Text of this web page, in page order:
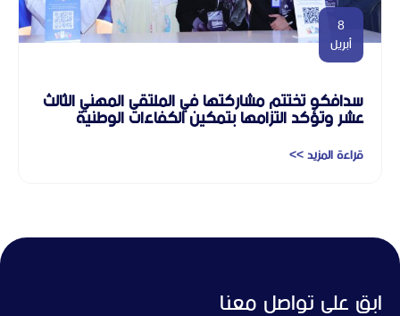
8
أبريل
سدافكو تختتم مشاركتها في الملتقى المهني الثالث
عشر وتؤكد التزامها بتمكين الكفاءات الوطنية
قراءة المزيد >>
ابق على تواصل معنا